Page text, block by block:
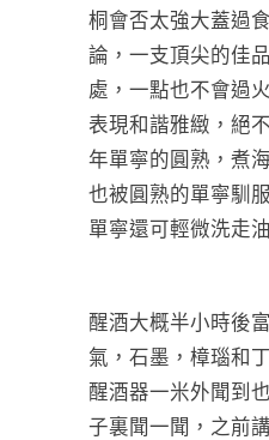
桐會否太強大蓋過
論，一支頂尖的佳
處，一點也不會過
表現和諧雅緻，絕
年單寧的圓熟，煮
也被圓熟的單寧馴
單寧還可輕微洗走
醒酒大概半小時後
氣，石墨，樟瑙和
醒酒器一米外聞到
子裏聞一聞，之前